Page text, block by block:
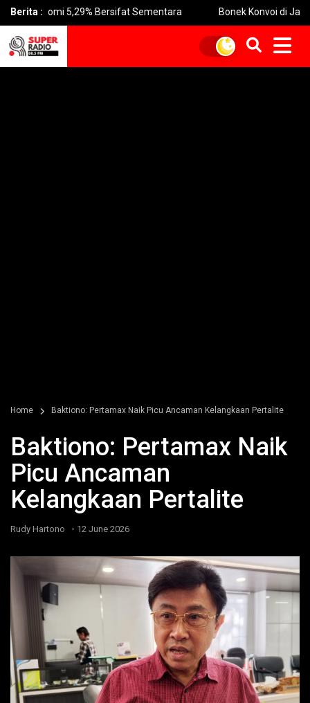
Berita :
5,29% Bersifat Sementara Bonek Konvoi di Jalan
Home Baktiono: Pertamax Naik Picu Ancaman Kelangkaan Pertalite
Baktiono: Pertamax Naik
Picu Ancaman
Kelangkaan Pertalite
Rudy Hartono - 12 June 2026